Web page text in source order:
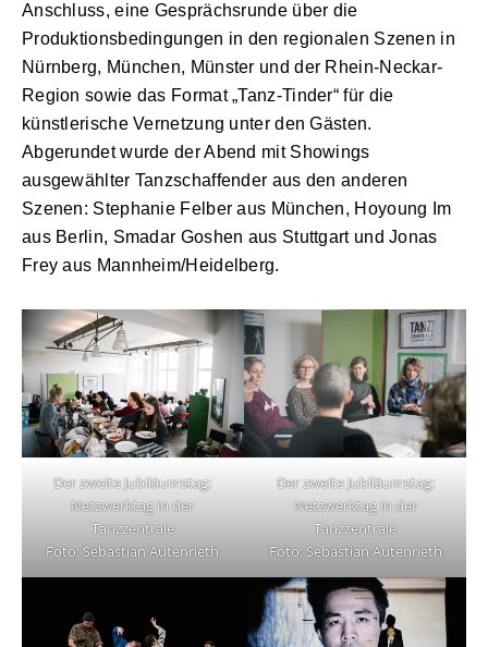
Anschluss, eine Gesprächsrunde über die
Produktionsbedingungen in den regionalen Szenen in
Nürnberg, München, Münster und der Rhein-Neckar-
Region sowie das Format „Tanz-Tinder“ für die
künstlerische Vernetzung unter den Gästen.
Abgerundet wurde der Abend mit Showings
ausgewählter Tanzschaffender aus den anderen
Szenen: Stephanie Felber aus München, Hoyoung Im
aus Berlin, Smadar Goshen aus Stuttgart und Jonas
Frey aus Mannheim/Heidelberg.
Der zweite Jubiläumstag:
Netzwerktag in der
Tanzzentrale
Foto: Sebastian Autenrieth
Der zweite Jubiläumstag:
Netzwerktag in der
Tanzzentrale
Foto: Sebastian Autenrieth